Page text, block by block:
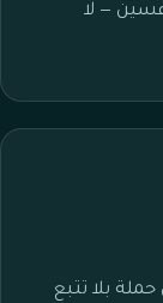
— لا
بلا تتبع